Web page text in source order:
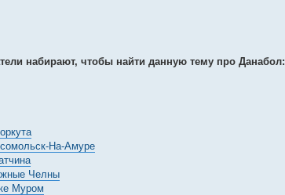
набирают, чтобы найти данную тему про Данабол:
На-Амуре
Челны
Муром